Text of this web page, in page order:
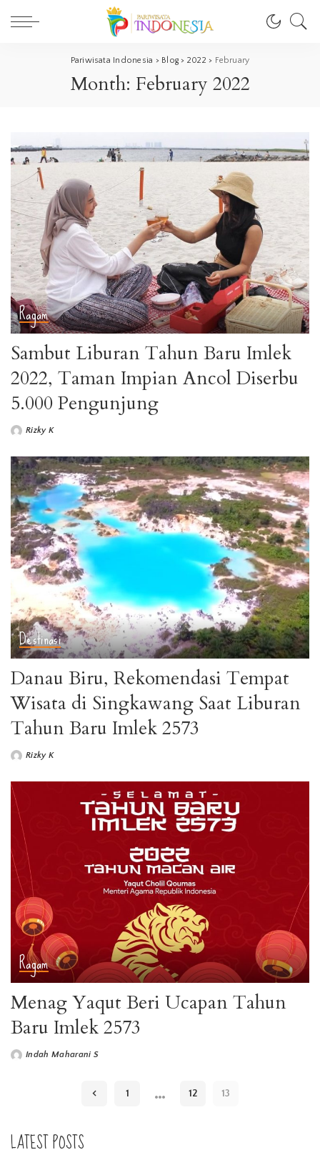
Pariwisata Indonesia > Blog > 2022 > February
Month: February 2022
Ragam
Sambut Liburan Tahun Baru Imlek
2022, Taman Impian Ancol Diserbu
5.000 Pengunjung
PostedRizky K
Destinasi
Danau Biru, Rekomendasi Tempat
Wisata di Singkawang Saat Liburan
Tahun Baru Imlek 2573
PostedRizky K
Ragam
Menag Yaqut Beri Ucapan Tahun
Baru Imlek 2573
PostedIndah Maharani S
1 … 12 13
LATEST POSTS